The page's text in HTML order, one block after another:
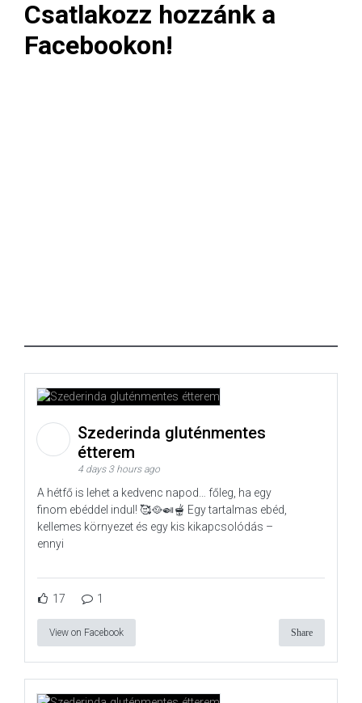
Csatlakozz hozzánk a
Facebookon!
Szederinda gluténmentes
étterem
4 days 3 hours ago
A hétfő is lehet a kedvenc napod… főleg, ha egy
finom ebéddel indul! 🥰🥘🍛🫕 Egy tartalmas ebéd,
kellemes környezet és egy kis kikapcsolódás –
ennyi
17 1
View on Facebook Share